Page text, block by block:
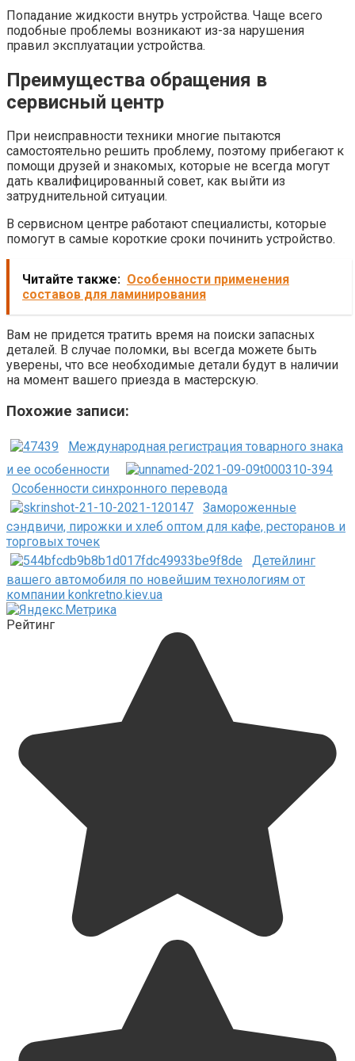
Попадание жидкости внутрь устройства. Чаще всего
подобные проблемы возникают из-за нарушения
правил эксплуатации устройства.
Преимущества обращения в
сервисный центр
При неисправности техники многие пытаются
самостоятельно решить проблему, поэтому прибегают к
помощи друзей и знакомых, которые не всегда могут
дать квалифицированный совет, как выйти из
затруднительной ситуации.
В сервисном центре работают специалисты, которые
помогут в самые короткие сроки починить устройство.
Читайте также: Особенности применения
составов для ламинирования
Вам не придется тратить время на поиски запасных
деталей. В случае поломки, вы всегда можете быть
уверены, что все необходимые детали будут в наличии
на момент вашего приезда в мастерскую.
Похожие записи:
Международная регистрация товарного знака
и ее особенности
Особенности синхронного перевода
Замороженные
сэндвичи, пирожки и хлеб оптом для кафе, ресторанов и
торговых точек
Детейлинг
вашего автомобиля по новейшим технологиям от
компании konkretno.kiev.ua
Рейтинг